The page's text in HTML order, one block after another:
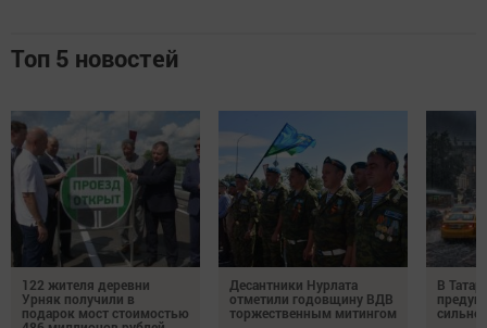
Топ 5 новостей
122 жителя деревни
Урняк получили в
подарок мост стоимостью
Десантники Нурлата
отметили годовщину ВДВ
торжественным митингом
В